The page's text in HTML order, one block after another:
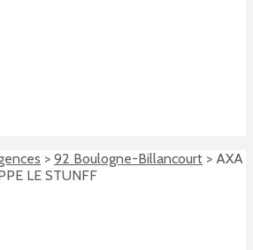
> 92 Boulogne-Billancourt > AXA
LE STUNFF